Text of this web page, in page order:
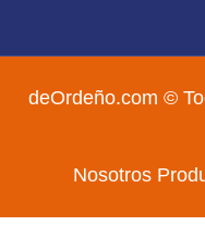
deOrdeño.com ©
Nosotros